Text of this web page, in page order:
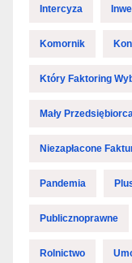
Intercyza
Komornik
Który Faktoring
Mały
Niezapłacone
Pandemia
Publicznoprawne
Rolnictwo